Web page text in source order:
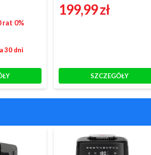
rat 0%
30 dni
199,99 zł
SZCZEGÓŁY